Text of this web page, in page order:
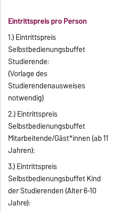
Eintrittspreis pro Person
1.) Eintrittspreis
Selbstbedienungsbuffet
Studierende:
(Vorlage des
Studierendenausweises
notwendig)
2.) Eintrittspreis
Selbstbedienungsbuffet
Mitarbeitende/Gäst*innen (ab 11
Jahren):
3.) Eintrittspreis
Selbstbedienungsbuffet Kind
der Studierenden (Alter 6-10
Jahre):